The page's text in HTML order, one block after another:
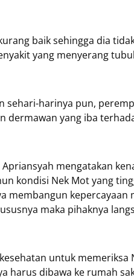
baik sehingga dia
yang menyerang
sehari-harinya pun,
dermawan yang iba
mengatakan
kondisi Nek Mot yang
membangun kepercayaan
maka pihaknya
untuk
harus dibawa ke rumah